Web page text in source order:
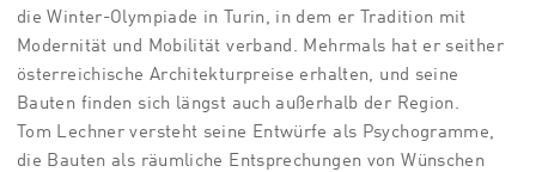
die Winter-Olympiade in Turin, in dem er Tradition mit
Modernität und Mobilität verband. Mehrmals hat er seither
österreichische Architekturpreise erhalten, und seine
Bauten finden sich längst auch außerhalb der Region.
Tom Lechner versteht seine Entwürfe als Psychogramme,
die Bauten als räumliche Entsprechungen von Wünschen